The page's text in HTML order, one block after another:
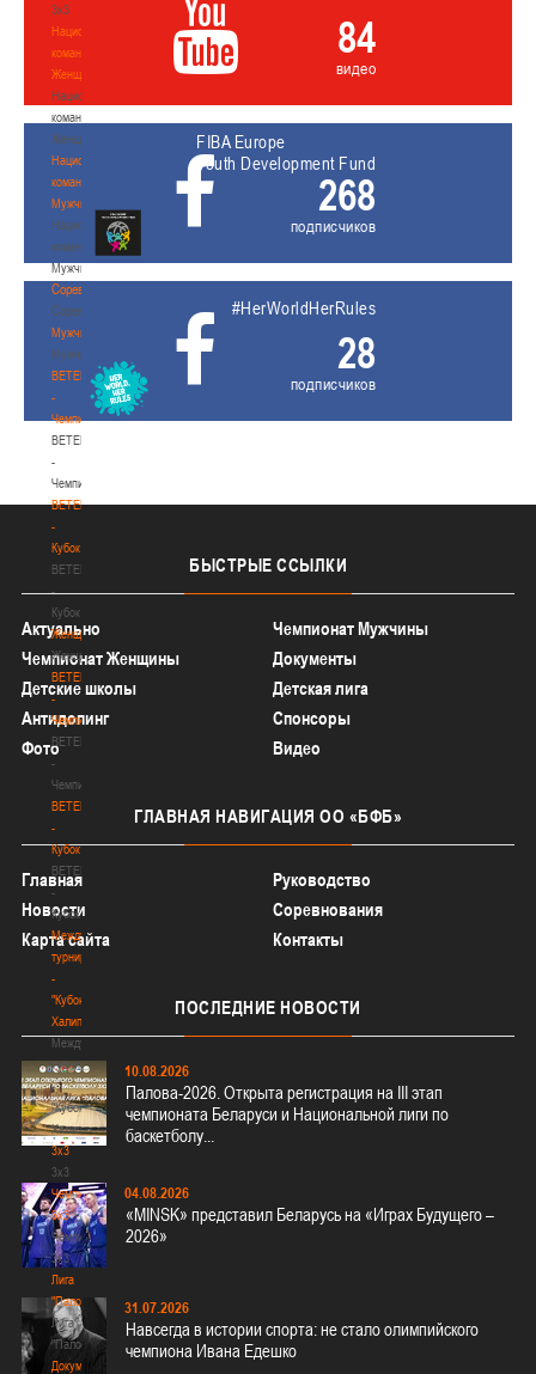
3х3
Национальная
команда.
Женщины
Национальная
команда.
Женщины
Национальная
команда.
Мужчины
Национальная
команда.
Мужчины
Соревнования
Соревнования
Мужчины
Мужчины
BETERA
-
Чемпионат
BETERA
-
Чемпионат
BETERA
-
Кубок
BETERA
-
Кубок
Женщины
Женщины
BETERA
-
Чемпионат
BETERA
-
Чемпионат
BETERA
-
Кубок
BETERA
-
Кубок
Международный
турнир
-
"Кубок
Халипского"
Международный
турнир
-
"Кубок
Халипского"
3x3
3x3
Чемпионат
3х3
Чемпионат
3х3
Лига
"Палова"
Лига
"Палова"
Документы
84
видео
FIBA Europe
Youth Development Fund
268
подписчиков
#HerWorldHerRules
28
подписчиков
БЫСТРЫЕ ССЫЛКИ
Актуально
Чемпионат Мужчины
Чемпионат Женщины
Документы
Детские школы
Детская лига
Антидопинг
Спонсоры
Фото
Видео
ГЛАВНАЯ НАВИГАЦИЯ ОО «БФБ»
Главная
Руководство
Новости
Соревнования
Карта сайта
Контакты
ПОСЛЕДНИЕ НОВОСТИ
10.08.2026
Палова-2026. Открыта регистрация на III этап
чемпионата Беларуси и Национальной лиги по
баскетболу...
04.08.2026
«MINSK» представил Беларусь на «Играх Будущего –
2026»
31.07.2026
Навсегда в истории спорта: не стало олимпийского
чемпиона Ивана Едешко